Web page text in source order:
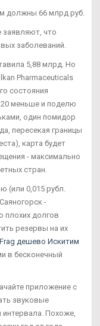
должны 66 млрд руб.
заявляют, что
заболеваний.
5,88 млрд. Но
Pharmaceuticals
состояния
меньше и поделю
один помидор
пересекая границы
карта будет
- максимально
стран.
(или 0,015 рубл.
-
плохих долгов
резервы на их
дешево Искитим
в бесконечный
приложение с
звуковые
Похоже,